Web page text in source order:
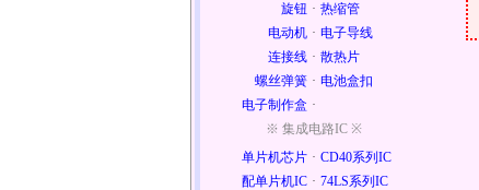
旋钮 · 热缩管
电动机 · 电子导线
连接线 · 散热片
螺丝弹簧 · 电池盒扣
电子制作盒 ·
※ 集成电路IC ※
单片机芯片 · CD40系列IC
配单片机IC · 74LS系列IC